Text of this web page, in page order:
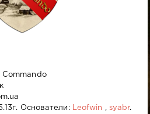
Commando
Основатели: Leofwin syabr.